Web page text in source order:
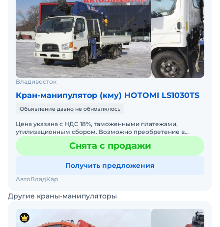
Владивосток
Кран-манипулятор (кму) HOTOMI LS1030TS
Объявление давно не обновлялось
Цена указана с НДС 18%, таможенными платежами,
утилизационным сбором. Возможно преобретение в
лизинг/кредит через банки партнеры. Новый а/м Hyundai
HD78 (E-Mi
Снята с продажи
Получить предложения
АвтоВладКар
Другие краны-манипуляторы